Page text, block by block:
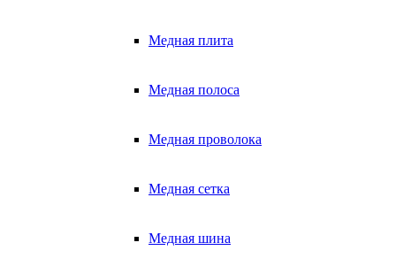
Медная плита
Медная полоса
Медная проволока
Медная сетка
Медная шина